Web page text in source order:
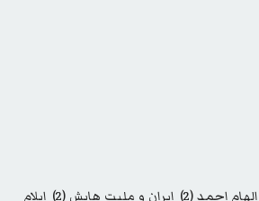
الهام احمد(2) ایران و ملیت هایش (2)
ایلام